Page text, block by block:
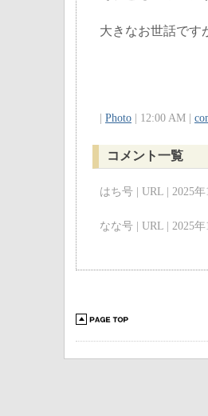
大きなお世話です
Photo | 12:00 AM |
コメント一覧
はち号 | URL | 2025
なな号 | URL | 2025